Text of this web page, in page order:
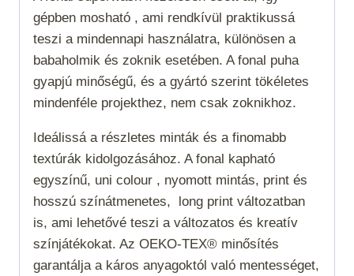
gépben mosható , ami rendkívül praktikussá
teszi a mindennapi használatra, különösen a
babaholmik és zoknik esetében. A fonal puha
gyapjú minőségű, és a gyártó szerint tökéletes
mindenféle projekthez, nem csak zoknikhoz.
Ideálissá a részletes minták és a finomabb
textúrák kidolgozásához. A fonal kapható
egyszínű, uni colour , nyomott mintás, print és
hosszú színátmenetes, long print változatban
is, ami lehetővé teszi a változatos és kreatív
színjátékokat. Az OEKO-TEX® minősítés
garantálja a káros anyagoktól való mentességet,